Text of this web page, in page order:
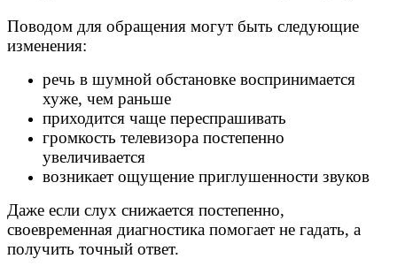
Поводом для обращения могут быть следующие
изменения:
речь в шумной обстановке воспринимается
хуже, чем раньше
приходится чаще переспрашивать
громкость телевизора постепенно
увеличивается
возникает ощущение приглушенности звуков
Даже если слух снижается постепенно,
своевременная диагностика помогает не гадать, а
получить точный ответ.